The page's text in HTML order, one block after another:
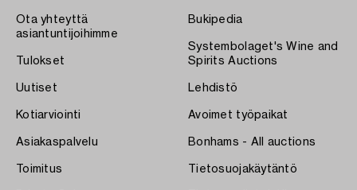
Ota yhteyttä
asiantuntijoihimme
Tulokset
Uutiset
Kotiarviointi
Asiakaspalvelu
Toimitus
Bukipedia
Systembolaget's Wine and
Spirits Auctions
Lehdistö
Avoimet työpaikat
Bonhams - All auctions
Tietosuojakäytäntö